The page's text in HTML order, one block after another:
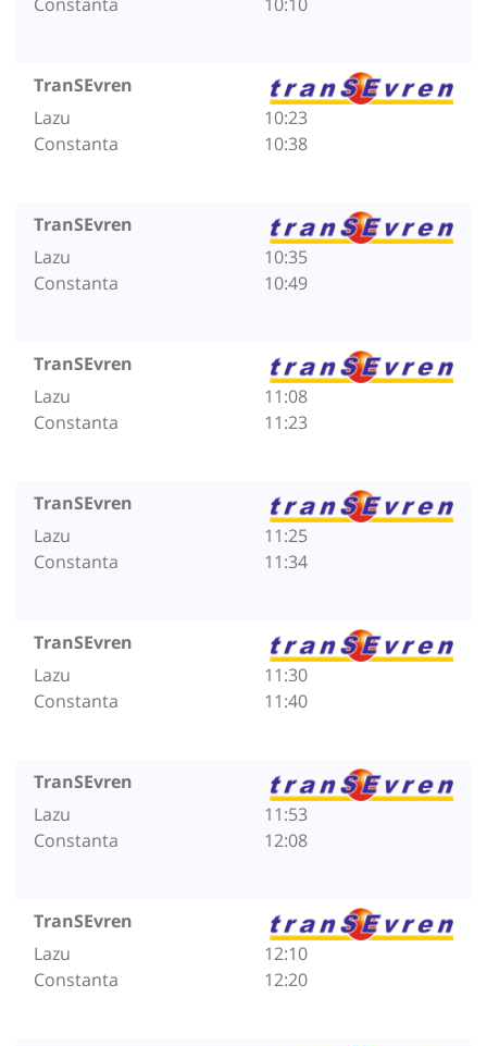
TranSEvren
Lazu
Constanta
10:23
10:38
TranSEvren
Lazu
Constanta
10:35
10:49
TranSEvren
Lazu
Constanta
11:08
11:23
TranSEvren
Lazu
Constanta
11:25
11:34
TranSEvren
Lazu
Constanta
11:30
11:40
TranSEvren
Lazu
Constanta
11:53
12:08
TranSEvren
Lazu
Constanta
12:10
12:20